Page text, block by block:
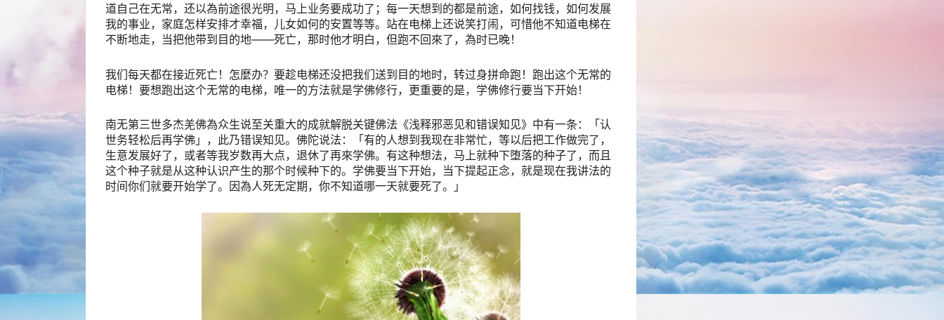
道自己在无常，还以為前途很光明，马上业务要成功了；每一天想到的都是前途，如何找钱，如何发展
我的事业，家庭怎样安排才幸福，儿女如何的安置等等。站在电梯上还说笑打闹，可惜他不知道电梯在
不断地走，当把他带到目的地——死亡，那时他才明白，但跑不回來了，為时已晚！
我们每天都在接近死亡！怎麼办？要趁电梯还没把我们送到目的地时，转过身拼命跑！跑出这个无常的
电梯！要想跑出这个无常的电梯，唯一的方法就是学佛修行，更重要的是，学佛修行要当下开始！
南无第三世多杰羌佛為众生说至关重大的成就解脱关键佛法《浅释邪恶见和错误知见》中有一条：「认
世务轻松后再学佛」，此乃错误知见。佛陀说法：「有的人想到我现在非常忙，等以后把工作做完了，
生意发展好了，或者等我岁数再大点，退休了再來学佛。有这种想法，马上就种下堕落的种子了，而且
这个种子就是从这种认识产生的那个时候种下的。学佛要当下开始，当下提起正念，就是现在我讲法的
时间你们就要开始学了。因為人死无定期，你不知道哪一天就要死了。」